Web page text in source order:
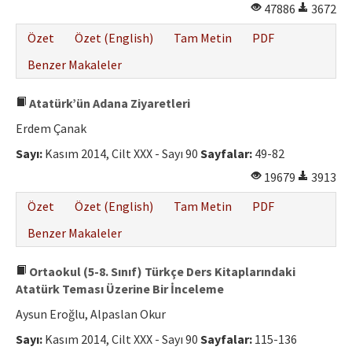
47886
3672
Özet
Özet (English) Tam Metin
PDF
Benzer Makaleler
Atatürk’ün Adana Ziyaretleri
Erdem Çanak
Sayı: Kasım 2014, Cilt XXX - Sayı 90 Sayfalar: 49-82
19679
3913
Özet
Özet (English) Tam Metin
PDF
Benzer Makaleler
Ortaokul (5-8. Sınıf) Türkçe Ders Kitaplarındaki
Atatürk Teması Üzerine Bir İnceleme
Aysun Eroğlu, Alpaslan Okur
Sayı: Kasım 2014, Cilt XXX - Sayı 90 Sayfalar: 115-136